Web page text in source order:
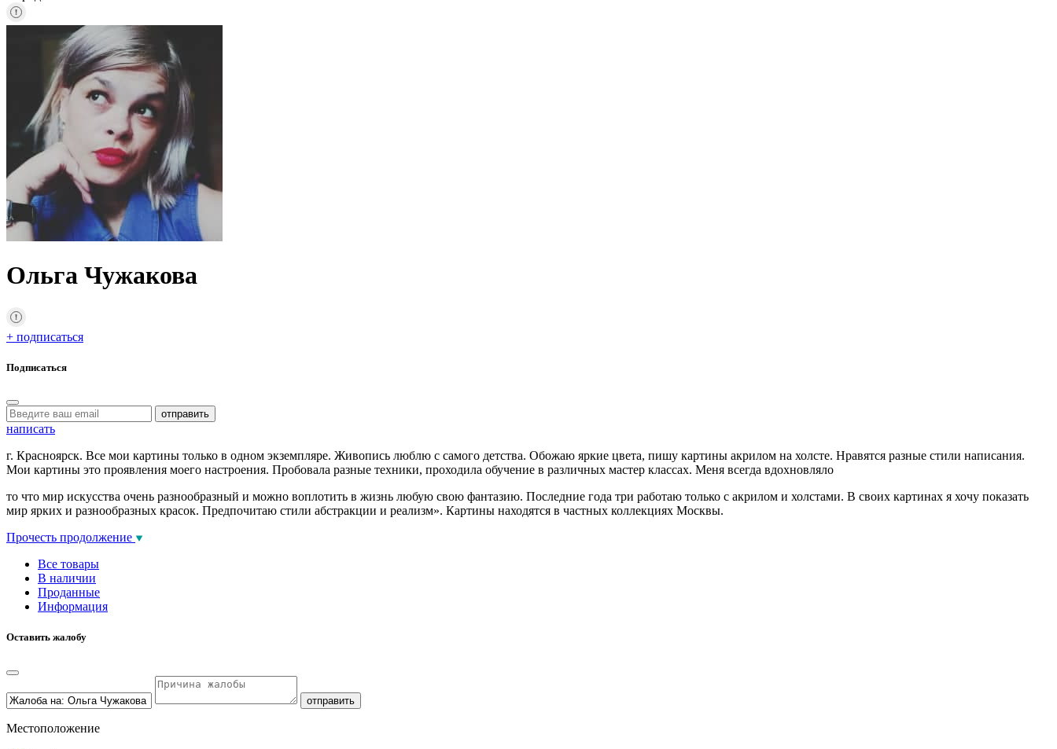
Ольга Чужакова
+ подписаться
Подписаться
отправить
написать
г. Красноярск. Все мои картины только в одном экземпляре. Живопись люблю с самого детства. Обожаю яркие цвета, пишу картины акрилом на холсте. Нравятся разные стили написания.
Мои картины это проявления моего настроения. Пробовала разные техники, проходила обучение в различных мастер классах. Меня всегда вдохновляло
то что мир искусства очень разнообразный и можно воплотить в жизнь любую свою фантазию. Последние года три работаю только с акрилом и холстами. В своих картинах я хочу показать
мир ярких и разнообразных красок. Предпочитаю стили абстракции и реализм». Картины находятся в частных коллекциях Москвы.
Прочесть продолжение
Все товары
В наличии
Проданные
Информация
Оставить жалобу
отправить
Местоположение